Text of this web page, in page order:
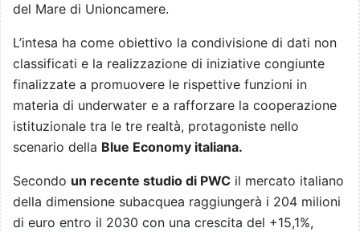
del Mare di Unioncamere.
L’intesa ha come obiettivo la condivisione di dati non
classificati e la realizzazione di iniziative congiunte
finalizzate a promuovere le rispettive funzioni in
materia di underwater e a rafforzare la cooperazione
istituzionale tra le tre realtà, protagoniste nello
scenario della Blue Economy italiana.
Secondo un recente studio di PWC il mercato italiano
della dimensione subacquea raggiungerà i 204 milioni
di euro entro il 2030 con una crescita del +15,1%,